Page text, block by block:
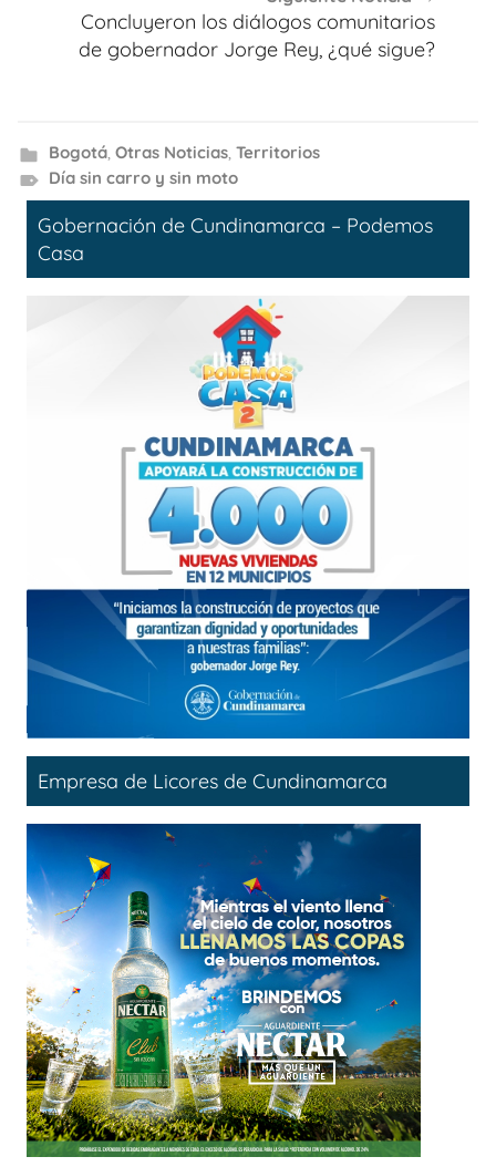
Concluyeron los diálogos comunitarios
de gobernador Jorge Rey, ¿qué sigue?
Bogotá, Otras Noticias, Territorios
Día sin carro y sin moto
Gobernación de Cundinamarca – Podemos
Casa
Empresa de Licores de Cundinamarca